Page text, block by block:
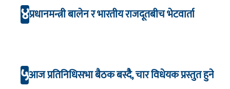
४प्रधानमन्त्री बालेन र भारतीय राजदूतबीच भेटवार्ता
५आज प्रतिनिधिसभा बैठक बस्दैै, चार विधेयक प्रस्तुत हुने